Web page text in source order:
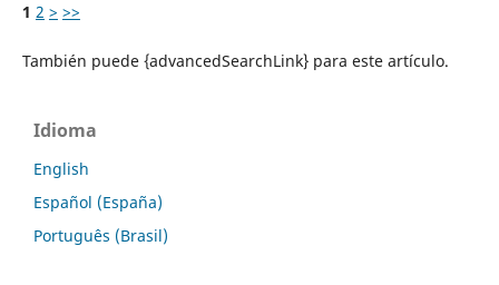
1 2 > >>
También puede {advancedSearchLink} para este artículo.
Idioma
English
Español (España)
Português (Brasil)